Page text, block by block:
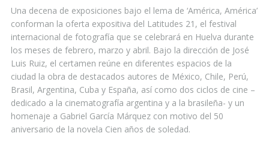
Una decena de exposiciones bajo el lema de ‘América, América’
conforman la oferta expositiva del Latitudes 21, el festival
internacional de fotografía que se celebrará en Huelva durante
los meses de febrero, marzo y abril. Bajo la dirección de José
Luis Ruiz, el certamen reúne en diferentes espacios de la
ciudad la obra de destacados autores de México, Chile, Perú,
Brasil, Argentina, Cuba y España, así como dos ciclos de cine –
dedicado a la cinematografía argentina y a la brasileña- y un
homenaje a Gabriel García Márquez con motivo del 50
aniversario de la novela Cien años de soledad.